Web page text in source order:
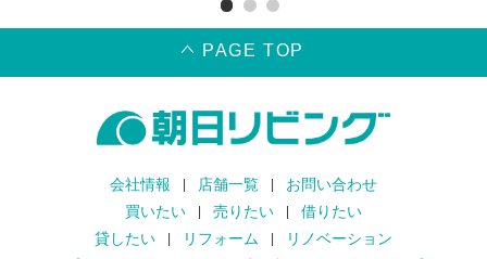
PAGE TOP
会社情報 店舗一覧
お問い合わせ
買いたい
売りたい
借りたい
貸したい
リフォーム
リノベーション